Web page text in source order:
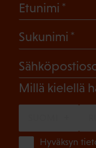
Etunimi
Sukunimi
Millä kielellä
Hyväksyn